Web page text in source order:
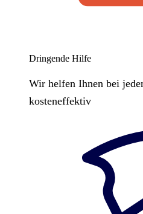
Dringende Hilfe
Wir helfen Ihnen bei
kosteneffektiv